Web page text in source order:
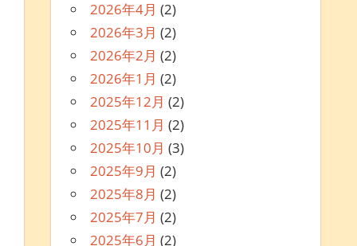
2026年4月 (2)
2026年3月 (2)
2026年2月 (2)
2026年1月 (2)
2025年12月 (2)
2025年11月 (2)
2025年10月 (3)
2025年9月 (2)
2025年8月 (2)
2025年7月 (2)
2025年6月 (2)